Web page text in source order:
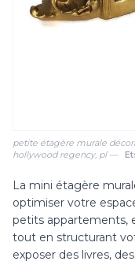
petite étagère murale
hollywood regency, pl —
La mini étagère
optimiser votre
petits appartements,
tout en structurant
exposer des livres,